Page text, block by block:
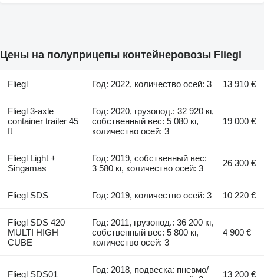
Цены на полуприцепы контейнеровозы Fliegl
Fliegl Год: 2022, количество осей: 3 13 910 €
Fliegl 3-axle
container trailer 45
ft
Год: 2020, грузопод.: 32 920 кг,
собственный вес: 5 080 кг,
количество осей: 3
19 000 €
Fliegl Light +
Singamas
Год: 2019, собственный вес:
3 580 кг, количество осей: 3
26 300 €
Fliegl SDS Год: 2019, количество осей: 3 10 220 €
Fliegl SDS 420
MULTI HIGH
CUBE
Год: 2011, грузопод.: 36 200 кг,
собственный вес: 5 800 кг,
количество осей: 3
4 900 €
Fliegl SDS01
Год: 2018, подвеска: пневмо/
13 200 €